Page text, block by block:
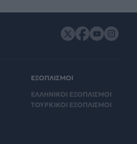
ΕΞΟΠΛΙΣΜΟΙ
ΕΛΛΗΝΙΚΟΙ ΕΞΟΠΛΙΣΜΟΙ
ΤΟΥΡΚΙΚΟΙ ΕΞΟΠΛΙΣΜΟΙ